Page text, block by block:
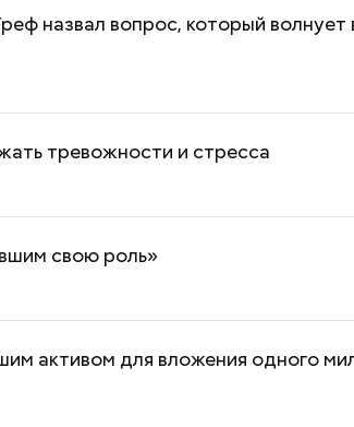
назвал вопрос, который волнует
тревожности и стресса
свою роль»
активом для вложения одного